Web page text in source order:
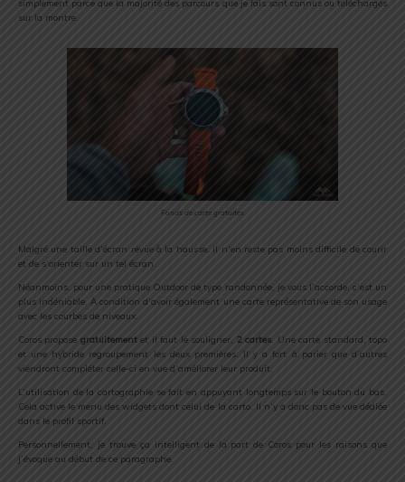
simplement parce que la majorité des parcours que je fais sont connus ou téléchargés
sur la montre.
Fonds de carte gratuites
Malgré une taille d’écran revue à la hausse, il n’en reste pas moins difficile de courir
et de s’orienter sur un tel écran.
Néanmoins, pour une pratique Outdoor de type randonnée, je vous l’accorde, c’est un
plus indéniable. À condition d’avoir également une carte représentative de son usage
avec les courbes de niveaux.
Coros propose gratuitementet il faut le souligner, 2 cartes . Une carte standard, topo
et une hybride regroupement les deux premières. Il y a fort à parier que d’autres
viendront compléter celle-ci en vue d’améliorer leur produit.
L’utilisation de la cartographie se fait en appuyant longtemps sur le bouton du bas.
Cela active le menu des widgets dont celui de la carto. Il n’y a donc pas de vue dédiée
dans le profil sportif.
Personnellement, je trouve ça intelligent de la part de Coros pour les raisons que
j’évoque au début de ce paragraphe.